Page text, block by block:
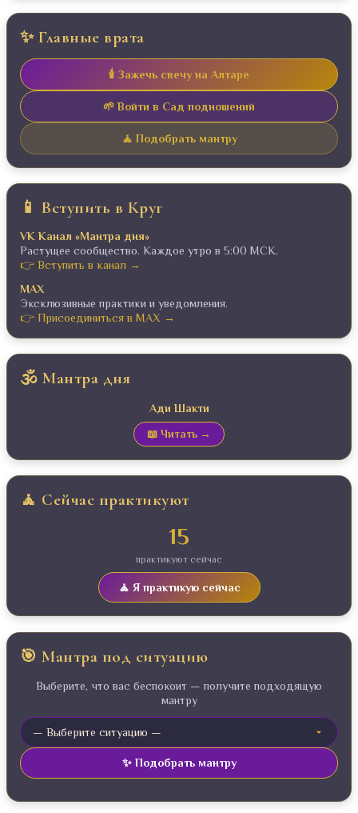
✨ Главные врата
🕯️ Зажечь свечу на Алтаре
🌱 Войти в Сад подношений
🧘 Подобрать мантру
📱 Вступить в Круг
VK Канал «Мантра дня»
Растущее сообщество. Каждое утро в 5:00 МСК.
👉 Вступить в канал →
MAX
Эксклюзивные практики и уведомления.
👉 Присоединиться в MAX →
🕉️ Мантра дня
Ади Шакти
📖 Читать →
🧘 Сейчас практикуют
15
практикуют сейчас
🧘 Я практикую сейчас
🎯 Мантра под ситуацию
Выберите, что вас беспокоит — получите подходящую
мантру
✨ Подобрать мантру